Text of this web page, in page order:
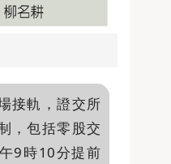
接軌，證交所
，包括零股交
9時10分提前